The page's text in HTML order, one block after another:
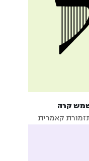
קרה
קאמרית